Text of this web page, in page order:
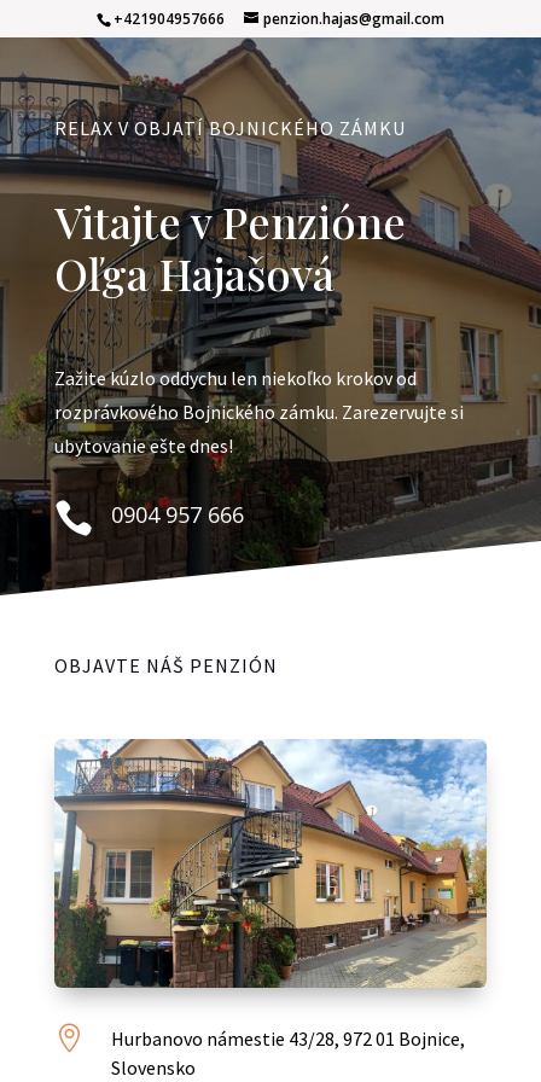
+421904957666 penzion.hajas@gmail.com
RELAX V OBJATÍ BOJNICKÉHO ZÁMKU
Vitajte v Penzióne
Oľga Hajašová
Zažite kúzlo oddychu len niekoľko krokov od
rozprávkového Bojnického zámku. Zarezervujte si
ubytovanie ešte dnes!
 0904 957 666
OBJAVTE NÁŠ PENZIÓN

Hurbanovo námestie 43/28, 972 01 Bojnice,
Slovensko